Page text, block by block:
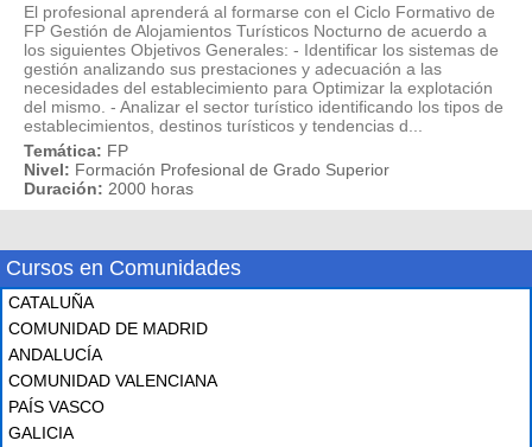
El profesional aprenderá al formarse con el Ciclo Formativo de
FP Gestión de Alojamientos Turísticos Nocturno de acuerdo a
los siguientes Objetivos Generales: - Identificar los sistemas de
gestión analizando sus prestaciones y adecuación a las
necesidades del establecimiento para Optimizar la explotación
del mismo. - Analizar el sector turístico identificando los tipos de
establecimientos, destinos turísticos y tendencias d...
Temática: FP
Nivel: Formación Profesional de Grado Superior
Duración: 2000 horas
Cursos en Comunidades
CATALUÑA
COMUNIDAD DE MADRID
ANDALUCÍA
COMUNIDAD VALENCIANA
PAÍS VASCO
GALICIA